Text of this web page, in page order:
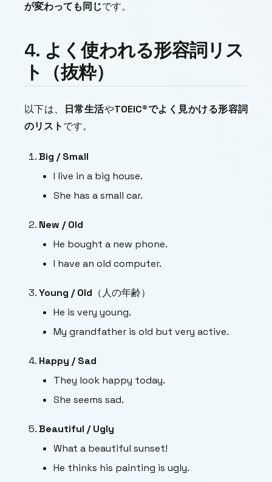
が変わっても同じです。
4. よく使われる形容詞リス
ト（抜粋）
以下は、 日常生活やTOEIC®でよく見かける形容詞
のリストです。
Big / Small
I live in a big house.
She has a small car.
New / Old
He bought a new phone.
I have an old computer.
Young / Old （人の年齢）
He is very young.
My grandfather is old but very active.
Happy / Sad
They look happy today.
She seems sad.
Beautiful / Ugly
What a beautiful sunset!
He thinks his painting is ugly.